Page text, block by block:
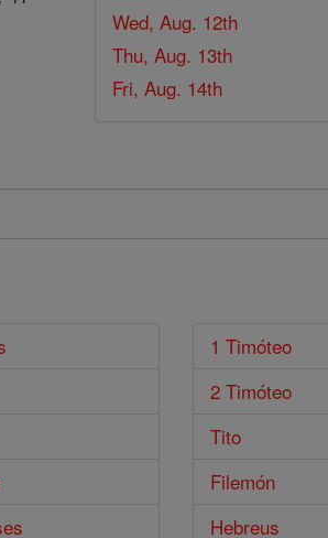
Wed, Aug. 12th
Thu, Aug. 13th
Fri, Aug. 14th
1 Timóteo
2 Timóteo
Tito
Filemón
Hebreus